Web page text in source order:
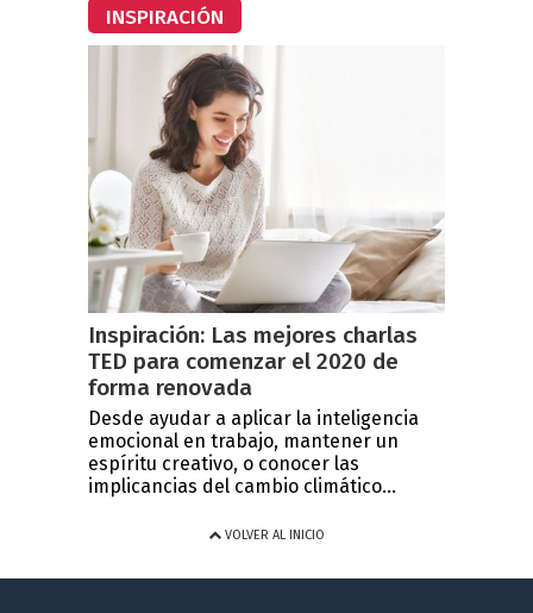
INSPIRACIÓN
Inspiración: Las mejores charlas
TED para comenzar el 2020 de
forma renovada
Desde ayudar a aplicar la inteligencia
emocional en trabajo, mantener un
espíritu creativo, o conocer las
implicancias del cambio climático...
VOLVER AL INICIO